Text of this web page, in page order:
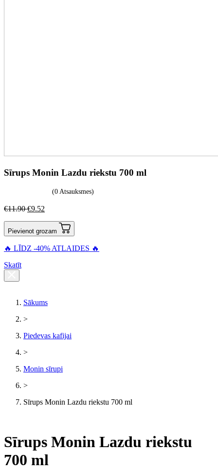
Sīrups Monin Lazdu riekstu 700 ml
(0 Atsauksmes)
€11.90 €9.52
Pievienot grozam
🔥 LĪDZ -40% ATLAIDES 🔥
Skatīt
Sākums
>
Piedevas kafijai
>
Monin sīrupi
>
Sīrups Monin Lazdu riekstu 700 ml
Sīrups Monin Lazdu riekstu
700 ml